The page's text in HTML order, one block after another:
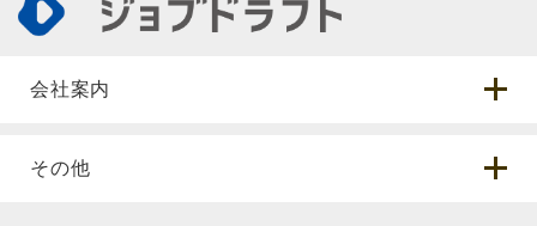
会社案内
その他